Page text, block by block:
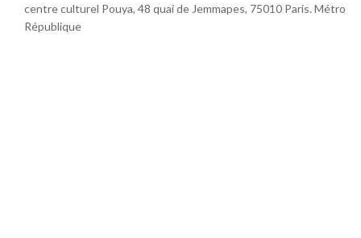
centre culturel Pouya, 48 quai de Jemmapes, 75010 Paris. Métro
République